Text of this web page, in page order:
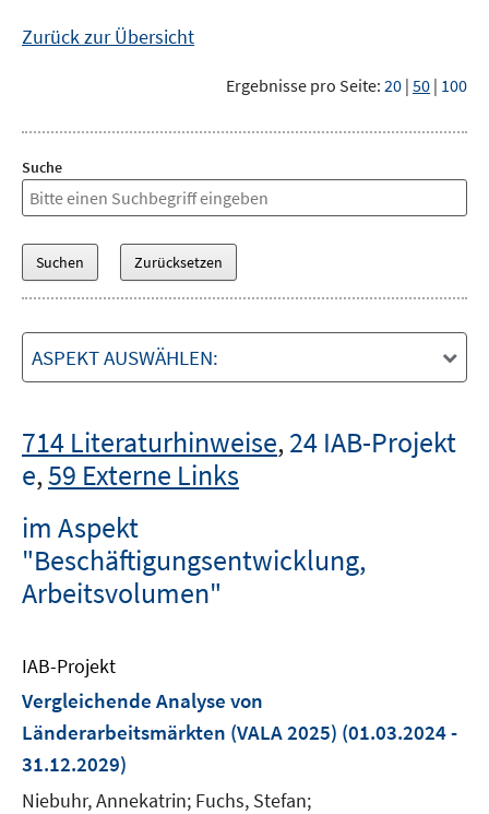
Zurück zur Übersicht
Ergebnisse pro Seite: 20 | 50 | 100
Suche
ASPEKT AUSWÄHLEN:
714 Literaturhinweise,24 IAB-Projekt
e,59 Externe Links
im Aspekt
"Beschäftigungsentwicklung,
Arbeitsvolumen"
IAB-Projekt
Vergleichende Analyse von
Länderarbeitsmärkten (VALA 2025) (01.03.2024 -
31.12.2029)
Niebuhr, Annekatrin; Fuchs, Stefan;